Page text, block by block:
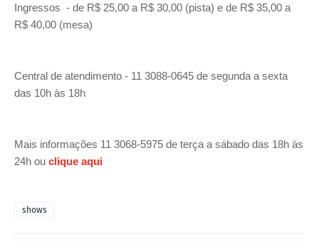
Ingressos - de R$ 25,00 a R$ 30,00 (pista) e de R$ 35,00 a
R$ 40,00 (mesa)
Central de atendimento - 11 3088-0645 de segunda a sexta
das 10h às 18h
Mais informações 11 3068-5975 de terça a sábado das 18h às
24h ou clique aqui
shows